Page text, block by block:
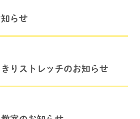
らせ
りストレッチのお知らせ